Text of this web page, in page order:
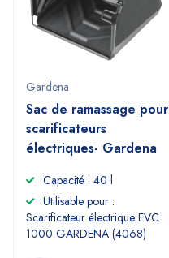
Gardena
Sac de ramassage pour
scarificateurs
électriques- Gardena
Capacité : 40 l
Utilisable pour :
Scarificateur électrique EVC
1000 GARDENA (4068)